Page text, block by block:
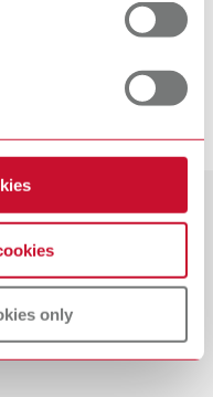
only
Berufsleben zu starten,